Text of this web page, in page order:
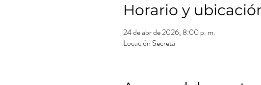
Horario y
24 de abr de 2026, 8:00 p. m.
Locación Secreta